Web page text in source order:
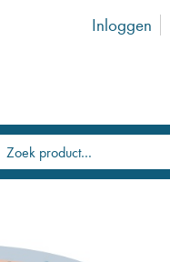
Inloggen